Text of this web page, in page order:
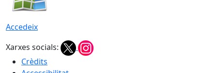
Accedeix
Xarxes socials:
Crèdits